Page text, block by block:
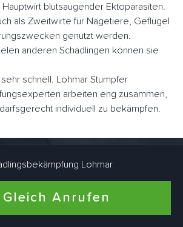
blutsaugender Ektoparasiten.
als Zweitwirte für Nagetiere, Geflügel
genutzt werden.
anderen Schädlingen können sie
schnell. Lohmar Stumpfer
arbeiten eng zusammen,
individuell zu bekämpfen.
in Lohmar Stumpf
häufigsten in Wohnungen und Häusern
wie Hunde und Katzen leben. Auch
Lohmar
Gleich Anrufen